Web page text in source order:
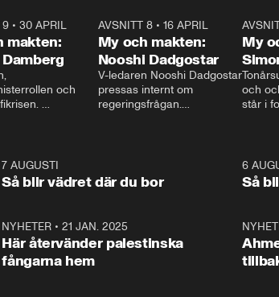
9• 30 APRIL
makten:
och
och Makten.
AVSNITT 8• 16 APRIL
My och makten:
Nooshi Dadgostar
V-ledaren Nooshi Dadgostar
pressas internt om
regeringsfrågan.
– Vi ställer upp i val. Ska vi
vara med så sitter vi förstås
My
och
står i
7 AUGUSTI
Så blir vädret där du bor
6
Så
NYHETER •21 JAN. 2025
Här återvänder palestinska
fångarna hem